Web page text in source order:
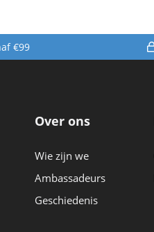
€99
Over ons
Wie zijn we
Ambassadeurs
Geschiedenis